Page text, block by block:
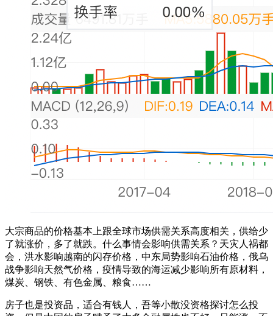
大宗商品的价格基本上跟全球市场供需关系高度相关，供给少
了就涨价，多了就跌。什么事情会影响供需关系？天灾人祸都
会，洪水影响越南的闪存价格，中东局势影响石油价格，俄乌
战争影响天然气价格，疫情导致的海运减少影响所有原材料，
煤炭、钢铁、有色金属、粮食……
房子也是投资品，适合有钱人，吾等小散没资格探讨怎么投